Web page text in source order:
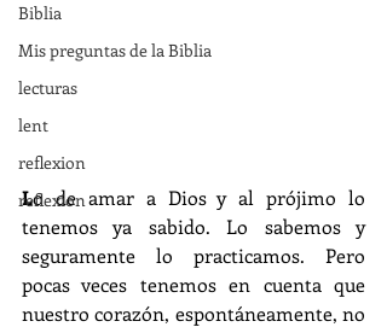
Biblia
Mis preguntas de la Biblia
lecturas
lent
reflexion
reflexion
Lo de amar a Dios y al prójimo lo
tenemos ya sabido. Lo sabemos y
seguramente lo practicamos. Pero
pocas veces tenemos en cuenta que
nuestro corazón, espontáneamente, no